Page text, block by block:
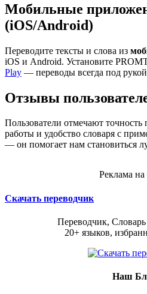
Мобильные
(iOS/Android)
Переводите тексты и слова из
iOS и Android. Установите
Play — переводы всегда под
Отзывы
Пользователи отмечают точность
работы и удобство словаря с
— он помогает нам становиться
Реклама на
Скачать переводчик
Переводчик,
20+ языков,
Наш